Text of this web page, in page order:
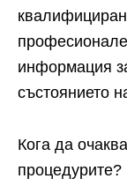
информация
състоянието
Кога да
процедурите?